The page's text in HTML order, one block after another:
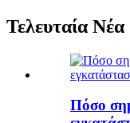
Τελευταία
Πόσο